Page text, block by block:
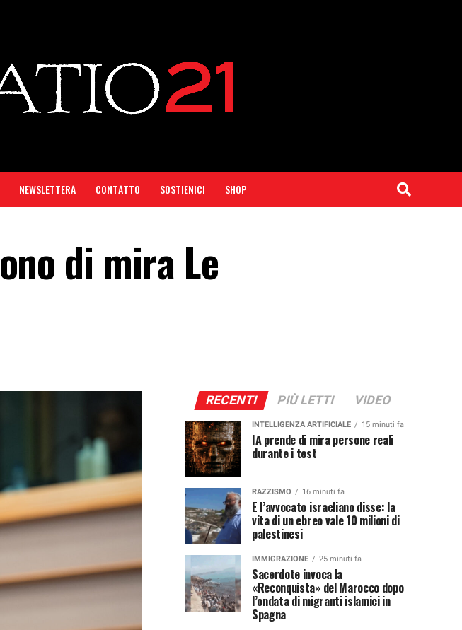
NEWSLETTERA CONTATTO SOSTIENICI SHOP
di mira Le
RECENTI PIÙ LETTI VIDEO
INTELLIGENZA ARTIFICIALE 15 minuti fa
IA prende di mira persone reali
durante i test
RAZZISMO 16 minuti fa
E l’avvocato israeliano disse: la
vita di un ebreo vale 10 milioni di
palestinesi
IMMIGRAZIONE 25 minuti fa
Sacerdote invoca la
«Reconquista» del Marocco dopo
l’ondata di migranti islamici in
Spagna